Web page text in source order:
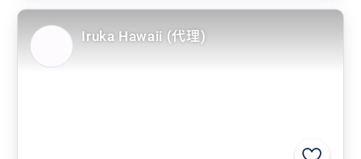
Iruka Hawaii (代理)